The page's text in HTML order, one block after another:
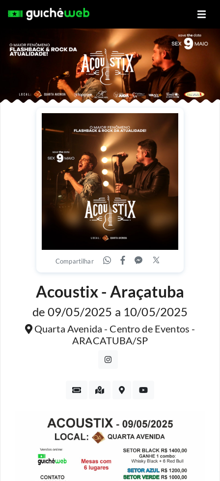
Compartilhar
Acoustix - Araçatuba
de 09/05/2025 a 10/05/2025
Quarta Avenida - Centro de Eventos -
ARACATUBA/SP